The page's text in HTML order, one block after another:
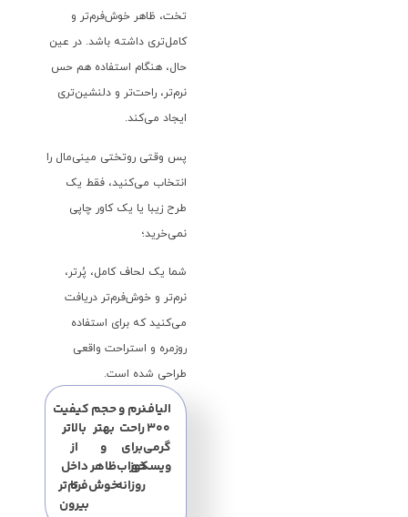
تخت، ظاهر خوش‌فرم‌تر و
کامل‌تری داشته باشد. در عین
حال، هنگام استفاده هم حس
نرم‌تر، راحت‌تر و دلنشین‌تری
ایجاد می‌کند.
پس وقتی روتختی مینی‌مال را
انتخاب می‌کنید، فقط یک
طرح زیبا یا یک کاور چاپی
نمی‌خرید؛
شما یک لحاف کامل، پُرتر،
نرم‌تر و خوش‌فرم‌تر دریافت
می‌کنید که برای استفاده
روزمره و استراحت واقعی
طراحی شده است.
الیاف
۳۰۰
گرمی
ویسکوز
نرم و
راحت
برای
خواب
روزانه
حجم
بهتر
و
ظاهر
خوش‌فرم‌تر
کیفیت
بالاتر
از
داخل
تا
بیرون